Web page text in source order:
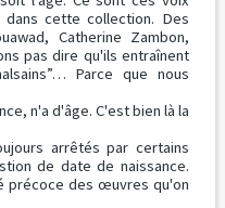
cette collection. Des
Catherine Zambon,
pas dire qu'ils entraînent
Parce que nous
n'a d'âge. C'est bien là la
arrêtés par certains
de date de naissance.
précoce des œuvres qu'on